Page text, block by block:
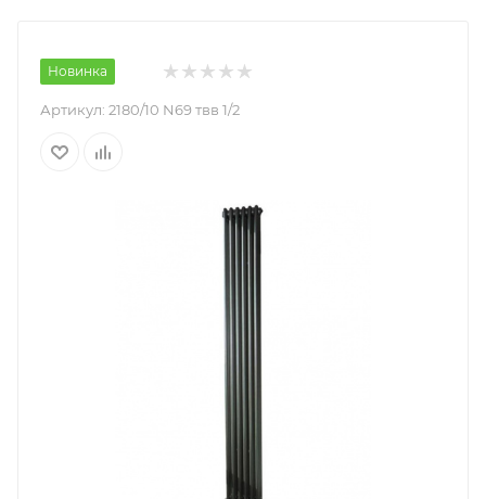
Новинка
Артикул: 2180/10 N69 твв 1/2